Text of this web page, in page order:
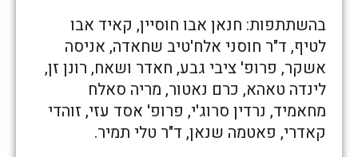
בהשתתפות: חנאן אבו חוסיין, קאיד אבו
לטיף, ד"ר חוסני אלח'טיב שחאדה, אניסה
אשקר, פרופ' ציבי גבע, חאדר ושאח, רונן זן,
לינדה טאהא, כרם נאטור, מריה סאלח
מחאמיד, נרדין סרוג'י, פרופ' אסד עזי, זוהדי
קאדרי, פאטמה שנאן, ד"ר טלי תמיר.